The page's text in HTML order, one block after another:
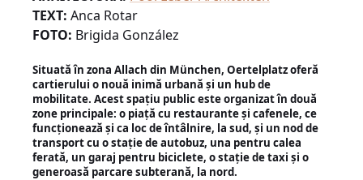
TEXT: Anca Rotar
FOTO: Brigida González
Situată în zona Allach din München, Oertelplatz oferă
cartierului o nouă inimă urbană și un hub de
mobilitate. Acest spaţiu public este organizat în două
zone principale: o piaţă cu restaurante şi cafenele, ce
funcţionează şi ca loc de întâlnire, la sud, şi un nod de
transport cu o stație de autobuz, una pentru calea
ferată, un garaj pentru biciclete, o stație de taxi şi o
generoasă parcare subterană, la nord.